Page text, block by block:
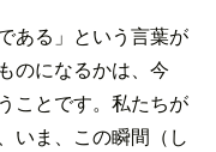
ある」という言葉が
のになるかは、今
ことです。私たちが
いま、この瞬間（し